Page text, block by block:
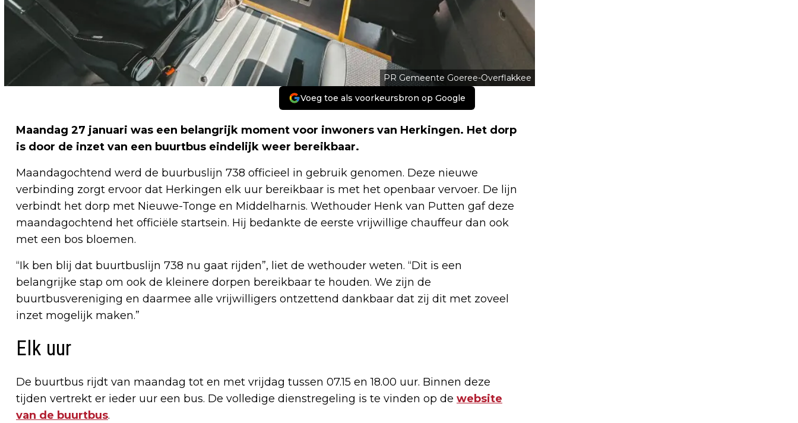
PR Gemeente Goeree-Overflakkee
Voeg toe als voorkeursbron op Google
Maandag 27 januari was een belangrijk moment voor inwoners van Herkingen. Het dorp
is door de inzet van een buurtbus eindelijk weer bereikbaar.
Maandagochtend werd de buurbuslijn 738 officieel in gebruik genomen. Deze nieuwe
verbinding zorgt ervoor dat Herkingen elk uur bereikbaar is met het openbaar vervoer. De lijn
verbindt het dorp met Nieuwe-Tonge en Middelharnis. Wethouder Henk van Putten gaf deze
maandagochtend het officiële startsein. Hij bedankte de eerste vrijwillige chauffeur dan ook
met een bos bloemen.
“Ik ben blij dat buurtbuslijn 738 nu gaat rijden”, liet de wethouder weten. “Dit is een
belangrijke stap om ook de kleinere dorpen bereikbaar te houden. We zijn de
buurtbusvereniging en daarmee alle vrijwilligers ontzettend dankbaar dat zij dit met zoveel
inzet mogelijk maken.”
Elk uur
De buurtbus rijdt van maandag tot en met vrijdag tussen 07.15 en 18.00 uur. Binnen deze
tijden vertrekt er ieder uur een bus. De volledige dienstregeling is te vinden op de website
van de buurtbus.